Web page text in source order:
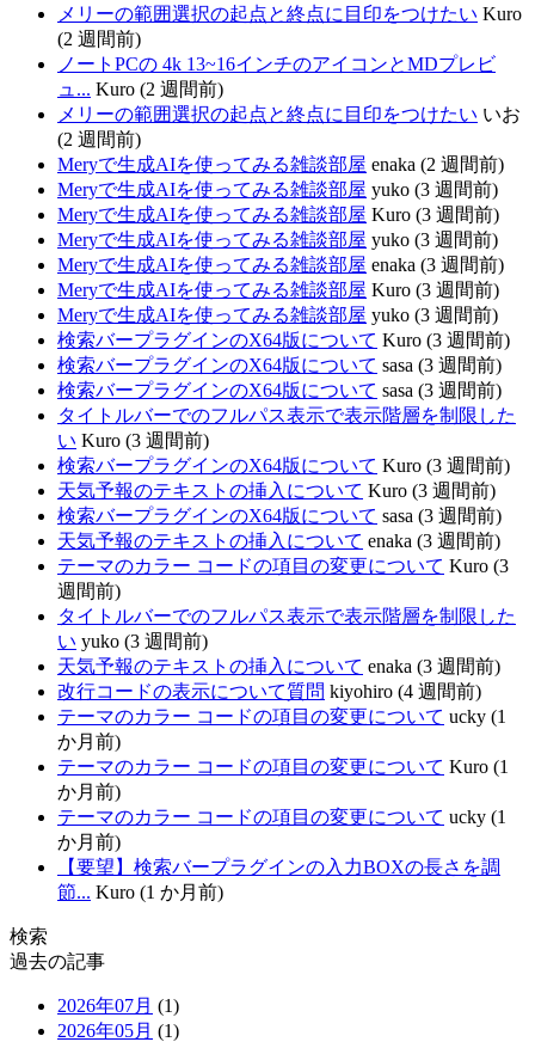
メリーの範囲選択の起点と終点に目印をつけたい Kuro
(2 週間前)
ノートPCの 4k 13~16インチのアイコンとMDプレビ
ュ... Kuro (2 週間前)
メリーの範囲選択の起点と終点に目印をつけたい いお
(2 週間前)
Meryで生成AIを使ってみる雑談部屋 enaka (2 週間前)
Meryで生成AIを使ってみる雑談部屋 yuko (3 週間前)
Meryで生成AIを使ってみる雑談部屋 Kuro (3 週間前)
Meryで生成AIを使ってみる雑談部屋 yuko (3 週間前)
Meryで生成AIを使ってみる雑談部屋 enaka (3 週間前)
Meryで生成AIを使ってみる雑談部屋 Kuro (3 週間前)
Meryで生成AIを使ってみる雑談部屋 yuko (3 週間前)
検索バープラグインのX64版について Kuro (3 週間前)
検索バープラグインのX64版について sasa (3 週間前)
検索バープラグインのX64版について sasa (3 週間前)
タイトルバーでのフルパス表示で表示階層を制限した
い Kuro (3 週間前)
検索バープラグインのX64版について Kuro (3 週間前)
天気予報のテキストの挿入について Kuro (3 週間前)
検索バープラグインのX64版について sasa (3 週間前)
天気予報のテキストの挿入について enaka (3 週間前)
テーマのカラー コードの項目の変更について Kuro (3
週間前)
タイトルバーでのフルパス表示で表示階層を制限した
い yuko (3 週間前)
天気予報のテキストの挿入について enaka (3 週間前)
改行コードの表示について質問 kiyohiro (4 週間前)
テーマのカラー コードの項目の変更について ucky (1
か月前)
テーマのカラー コードの項目の変更について Kuro (1
か月前)
テーマのカラー コードの項目の変更について ucky (1
か月前)
【要望】検索バープラグインの入力BOXの長さを調
節... Kuro (1 か月前)
検索
過去の記事
2026年07月 (1)
2026年05月 (1)